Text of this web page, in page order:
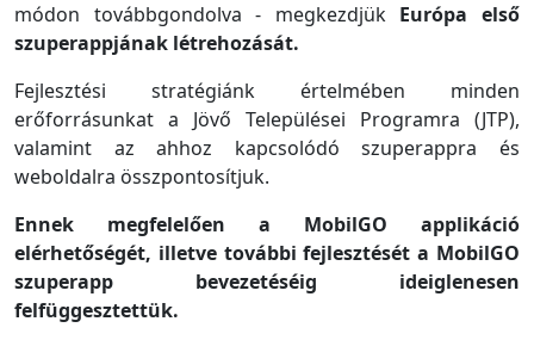
módon továbbgondolva - megkezdjük Európa első
szuperappjának létrehozását.
Fejlesztési stratégiánk értelmében minden
erőforrásunkat a Jövő Települései Programra (JTP),
valamint az ahhoz kapcsolódó szuperappra és
weboldalra összpontosítjuk.
Ennek megfelelően a MobilGO applikáció
elérhetőségét, illetve további fejlesztését a MobilGO
szuperapp bevezetéséig ideiglenesen
felfüggesztettük.